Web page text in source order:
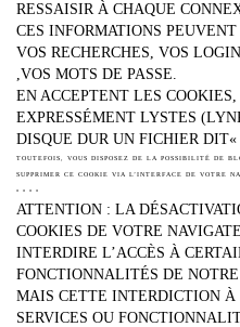
RESSAISIR À CHAQUE
CES INFORMATIONS PEUVENT
VOS RECHERCHES, VOS
,VOS MOTS DE PASSE.
EN ACCEPTENT LES
EXPRESSÉMENT LYSTES
DISQUE DUR UN FICHIER DIT«
TOUTEFOIS, VOUS DISPOSEZ DE LA POSSIBILITÉ DE
SUPPRIMER CE COOKIE VIA L’INTERFACE DE VOTRE
• • • •
ATTENTION : LA
COOKIES DE VOTRE
INTERDIRE L’ACCÈS À
FONCTIONNALITÉS DE
MAIS CETTE INTERDICTION À
SERVICES OU